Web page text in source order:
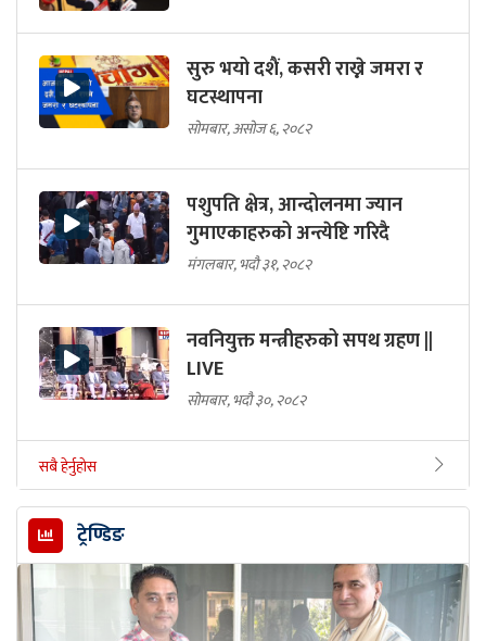
सुरु भयो दशैं, कसरी राख्ने जमरा र
घटस्थापना
सोमबार, असोज ६, २०८२
पशुपति क्षेत्र, आन्दोलनमा ज्यान
गुमाएकाहरुको अन्त्येष्टि गरिदै
मंगलबार, भदौ ३१, २०८२
नवनियुक्त मन्त्रीहरुको सपथ ग्रहण ||
LIVE
सोमबार, भदौ ३०, २०८२
सबै हेर्नुहोस
ट्रेण्डिङ